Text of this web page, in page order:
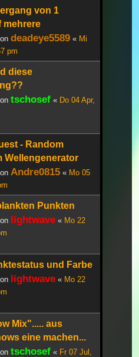
von 1
mehrere
deadeye5589 « Mi
pm
diese
tschosef « Do 04 Apr,
- Random
Wellengenerator
Andre0815 « Mo 05
Punkten
lightwave « Mo 22
und Farbe
lightwave « Mo 22
Mix"..... aus
eine machen...
tschosef « Fr 07 Jul,